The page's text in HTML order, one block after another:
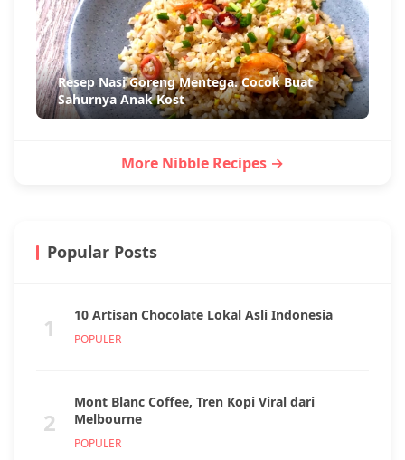
Resep Nasi Goreng Mentega. Cocok Buat
Sahurnya Anak Kost
More Nibble Recipes →
Popular Posts
1 10 Artisan Chocolate Lokal Asli Indonesia
POPULER
2
Mont Blanc Coffee, Tren Kopi Viral dari
Melbourne
POPULER